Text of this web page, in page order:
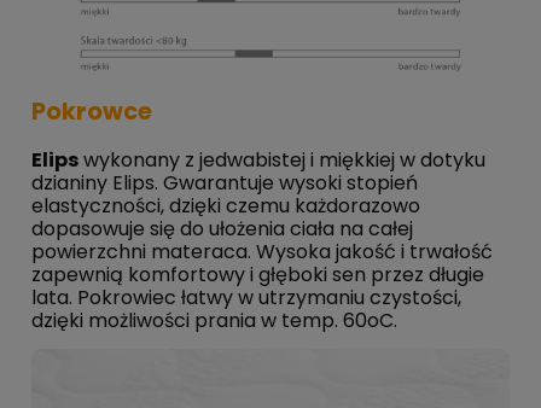
Pokrowce
Elipswykonany z jedwabistej i miękkiej w dotyku
dzianiny Elips. Gwarantuje wysoki stopień
elastyczności, dzięki czemu każdorazowo
dopasowuje się do ułożenia ciała na całej
powierzchni materaca. Wysoka jakość i trwałość
zapewnią komfortowy i głęboki sen przez długie
lata. Pokrowiec łatwy w utrzymaniu czystości,
dzięki możliwości prania w temp. 60oC.